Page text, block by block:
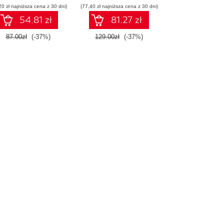
promptów z
OpenAI
dla zwiększenia
produktywności i
zł najniższa cena z 30 dni)
54.81 zł
87.00zł (-37%)
(77,40 zł najniższa cena z 30 dni)
81.27 zł
129.00zł (-37%)